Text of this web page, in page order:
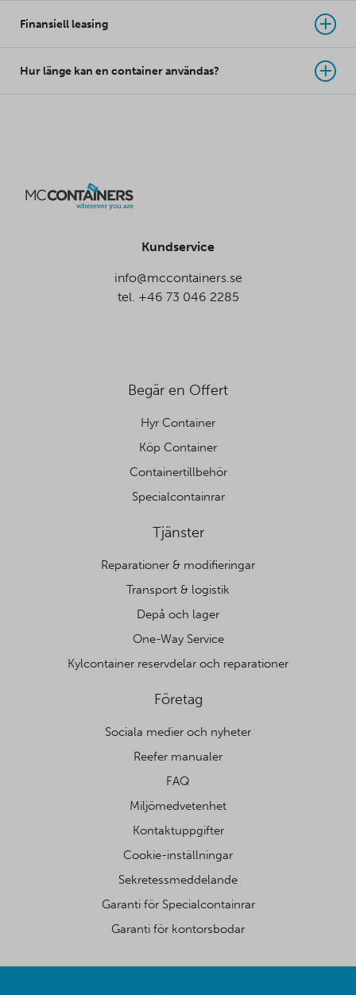
Finansiell leasing
Hur länge kan en container användas?
Kundservice
info@mccontainers.se
tel. +46 73 046 2285
Begär en Offert
Hyr Container
Köp Container
Containertillbehör
Specialcontainrar
Tjänster
Reparationer & modifieringar
Transport & logistik
Depå och lager
One-Way Service
Kylcontainer reservdelar och reparationer
Företag
Sociala medier och nyheter
Reefer manualer
FAQ
Miljömedvetenhet
Kontaktuppgifter
Cookie-inställningar
Sekretessmeddelande
Garanti för Specialcontainrar
Garanti för kontorsbodar